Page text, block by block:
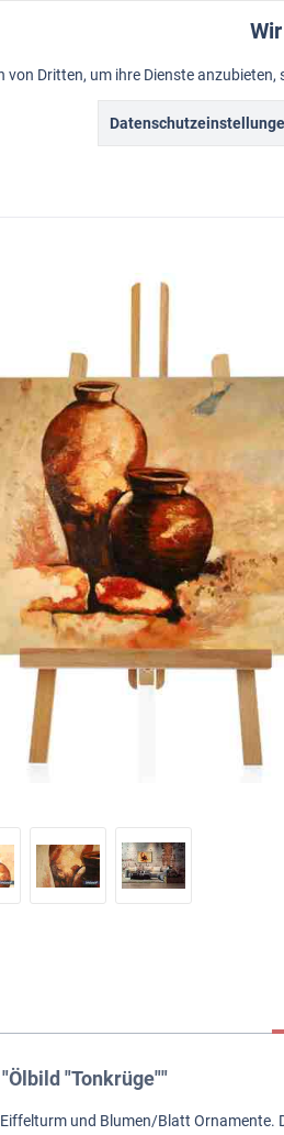
Ölbilder Acrylbilder
Bildmania > Ölbilder >
"Tonkrüge""
und Blumen/Blatt
von Dritten, um ihre Dienste